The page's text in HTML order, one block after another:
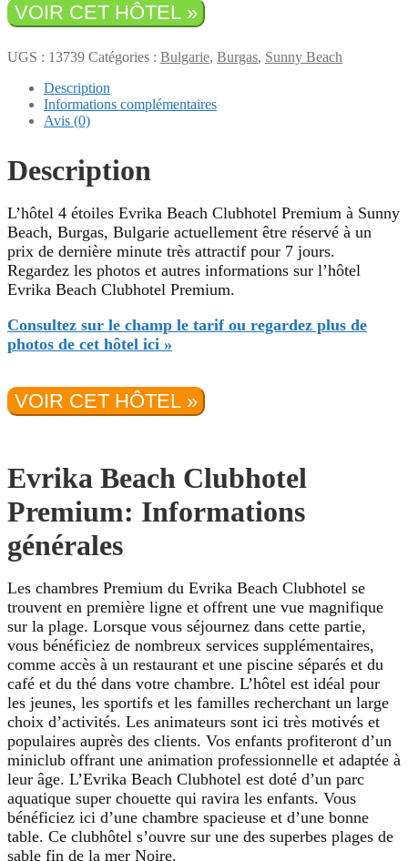
VOIR CET HÔTEL »
UGS : 13739 Catégories : Bulgarie, Burgas, Sunny Beach
Description
Informations complémentaires
Avis (0)
Description
L’hôtel 4 étoiles Evrika Beach Clubhotel Premium à Sunny
Beach, Burgas, Bulgarie actuellement être réservé à un
prix de dernière minute très attractif pour 7 jours.
Regardez les photos et autres informations sur l’hôtel
Evrika Beach Clubhotel Premium.
Consultez sur le champ le tarif ou regardez plus de
photos de cet hôtel ici »
VOIR CET HÔTEL »
Evrika Beach Clubhotel
Premium: Informations
générales
Les chambres Premium du Evrika Beach Clubhotel se
trouvent en première ligne et offrent une vue magnifique
sur la plage. Lorsque vous séjournez dans cette partie,
vous bénéficiez de nombreux services supplémentaires,
comme accès à un restaurant et une piscine séparés et du
café et du thé dans votre chambre. L’hôtel est idéal pour
les jeunes, les sportifs et les familles recherchant un large
choix d’activités. Les animateurs sont ici très motivés et
populaires auprès des clients. Vos enfants profiteront d’un
miniclub offrant une animation professionnelle et adaptée à
leur âge. L’Evrika Beach Clubhotel est doté d’un parc
aquatique super chouette qui ravira les enfants. Vous
bénéficiez ici d’une chambre spacieuse et d’une bonne
table. Ce clubhôtel s’ouvre sur une des superbes plages de
sable fin de la mer Noire.